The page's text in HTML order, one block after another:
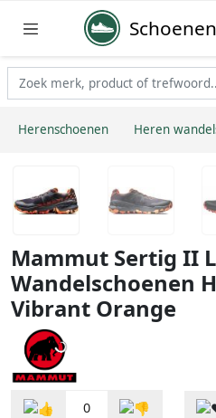
Herenschoenen Heren
Mammut Sertig II
Wandelschoenen
Vibrant Orange
0